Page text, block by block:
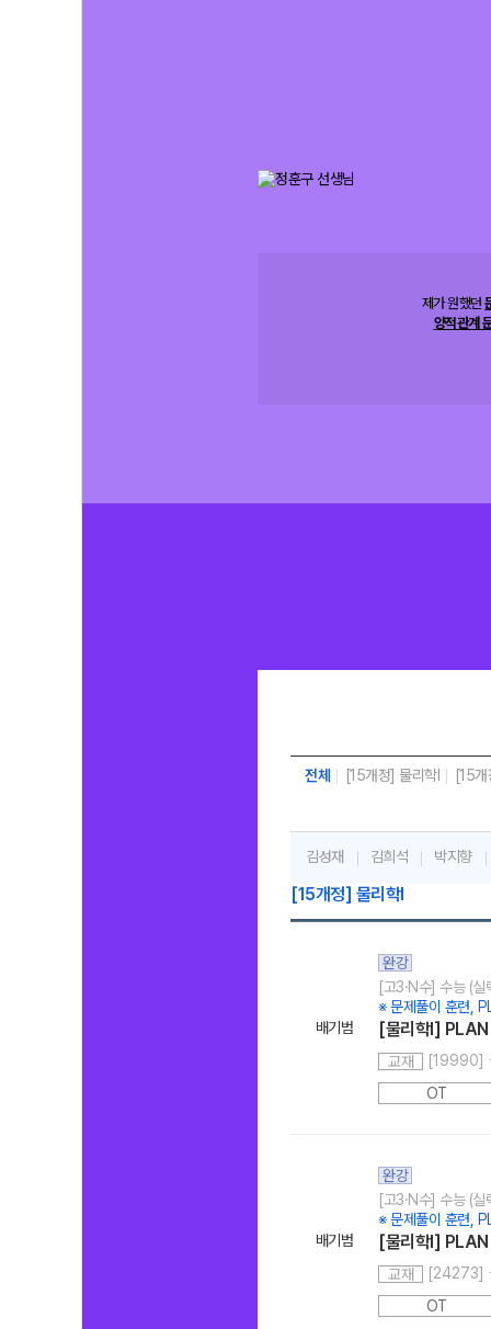
제가 원했던
양적관계
전체 [15개정] 물리학l [15
김성재 김희석 박지향
[15개정] 물리학l
배기범
완강
[고3·N수] 수능 (실
※ 문제풀이 훈련,
[물리학l] PLAN
교재
[19990]
OT
배기범
완강
[고3·N수] 수능 (실
※ 문제풀이 훈련,
[물리학I]
교재
[24273]
OT